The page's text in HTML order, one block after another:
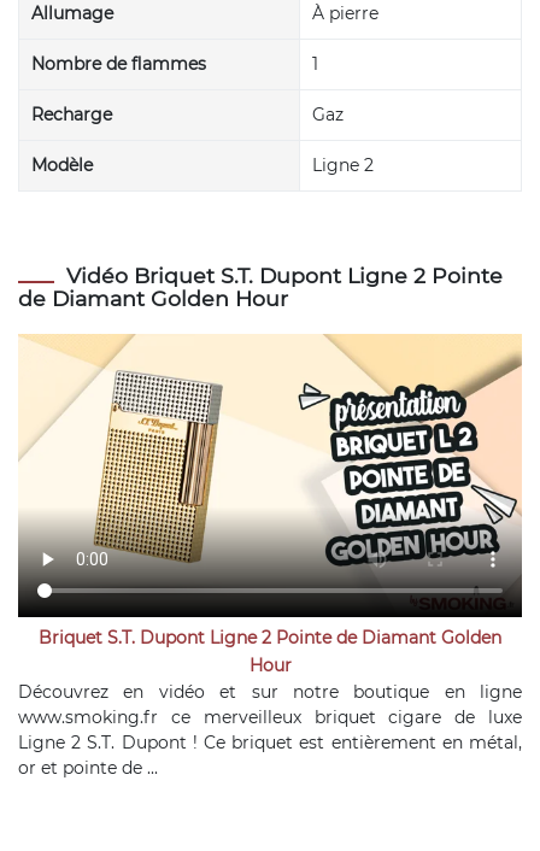
Allumage À pierre
Nombre de flammes 1
Recharge Gaz
Modèle Ligne 2
Vidéo Briquet S.T. Dupont Ligne 2 Pointe
de Diamant Golden Hour
Briquet S.T. Dupont Ligne 2 Pointe de Diamant Golden
Hour
Découvrez en vidéo et sur notre boutique en ligne
www.smoking.fr ce merveilleux briquet cigare de luxe
Ligne 2 S.T. Dupont ! Ce briquet est entièrement en métal,
or et pointe de ...